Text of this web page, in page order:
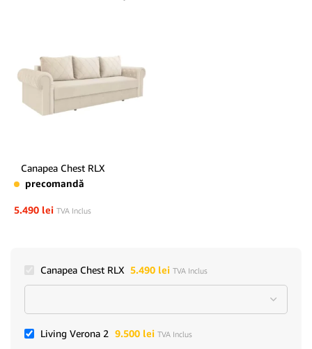
Canapea Chest RLX
precomandă
5.490 lei TVA Inclus
Canapea Chest RLX 5.490 lei TVA Inclus
Living Verona 2 9.500 lei TVA Inclus